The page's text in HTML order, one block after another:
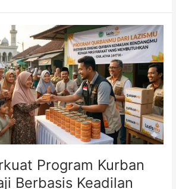
Program Kurban
Berbasis Keadilan